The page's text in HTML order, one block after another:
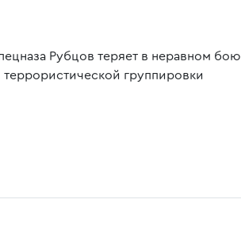
Рубцов теряет в неравном бою
группировки